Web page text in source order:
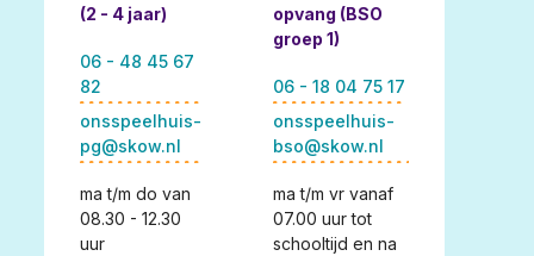
(2 - 4 jaar)
06 - 48 45 67
82
onsspeelhuis-
pg@skow.nl
ma t/m do van
08.30 - 12.30
uur
opvang (BSO
groep 1)
06 - 18 04 75 17
onsspeelhuis-
bso@skow.nl
ma t/m vr vanaf
07.00 uur tot
schooltijd en na